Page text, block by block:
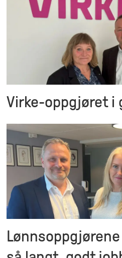
Virke-oppgjøret i